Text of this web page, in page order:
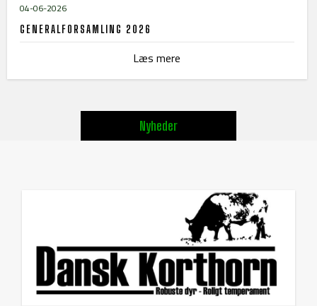
04-06-2026
GENERALFORSAMLING 2026
Læs mere
Nyheder